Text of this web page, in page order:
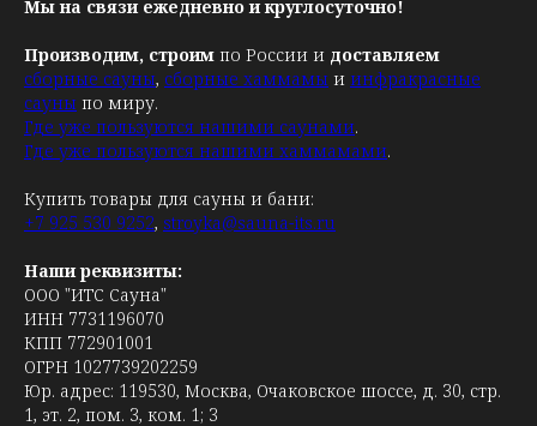
Мы на связи ежедневно и круглосуточно!
Производим, строим по России и доставляем
сборные сауны, сборные хаммамы и инфракрасные
сауны по миру.
Где уже пользуются нашими саунами.
Где уже пользуются нашими хаммамами.
Купить товары для сауны и бани:
+7 925 530 9252, stroyka@sauna-its.ru
Наши реквизиты:
ООО "ИТС Сауна"
ИНН 7731196070
КПП 772901001
ОГРН 1027739202259
Юр. адрес: 119530, Москва, Очаковское шоссе, д. 30, стр.
1, эт. 2, пом. 3, ком. 1; 3